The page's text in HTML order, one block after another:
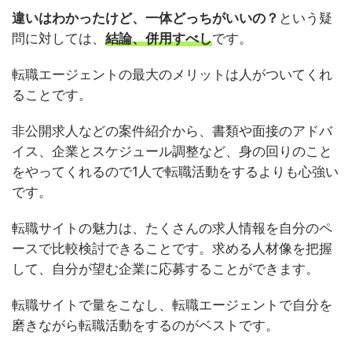
違いはわかったけど、一体どっちがいいの？ という疑
問に対しては、 結論、併用すべしです。
転職エージェントの最大のメリットは人がついてくれ
ることです。
非公開求人などの案件紹介から、書類や面接のアドバ
イス、企業とスケジュール調整など、身の回りのこと
をやってくれるので1人で転職活動をするよりも心強い
です。
転職サイトの魅力は、たくさんの求人情報を自分のペ
ースで比較検討できることです。求める人材像を把握
して、自分が望む企業に応募することができます。
転職サイトで量をこなし、転職エージェントで自分を
磨きながら転職活動をするのがベストです。